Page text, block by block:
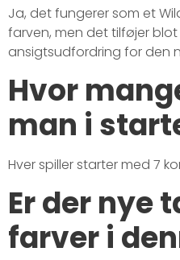
Ja, det fungerer som et
farven, men det tilføjer
ansigtsudfordring for den
Hvor
man i
Hver spiller starter med 7
Er der nye
farver i